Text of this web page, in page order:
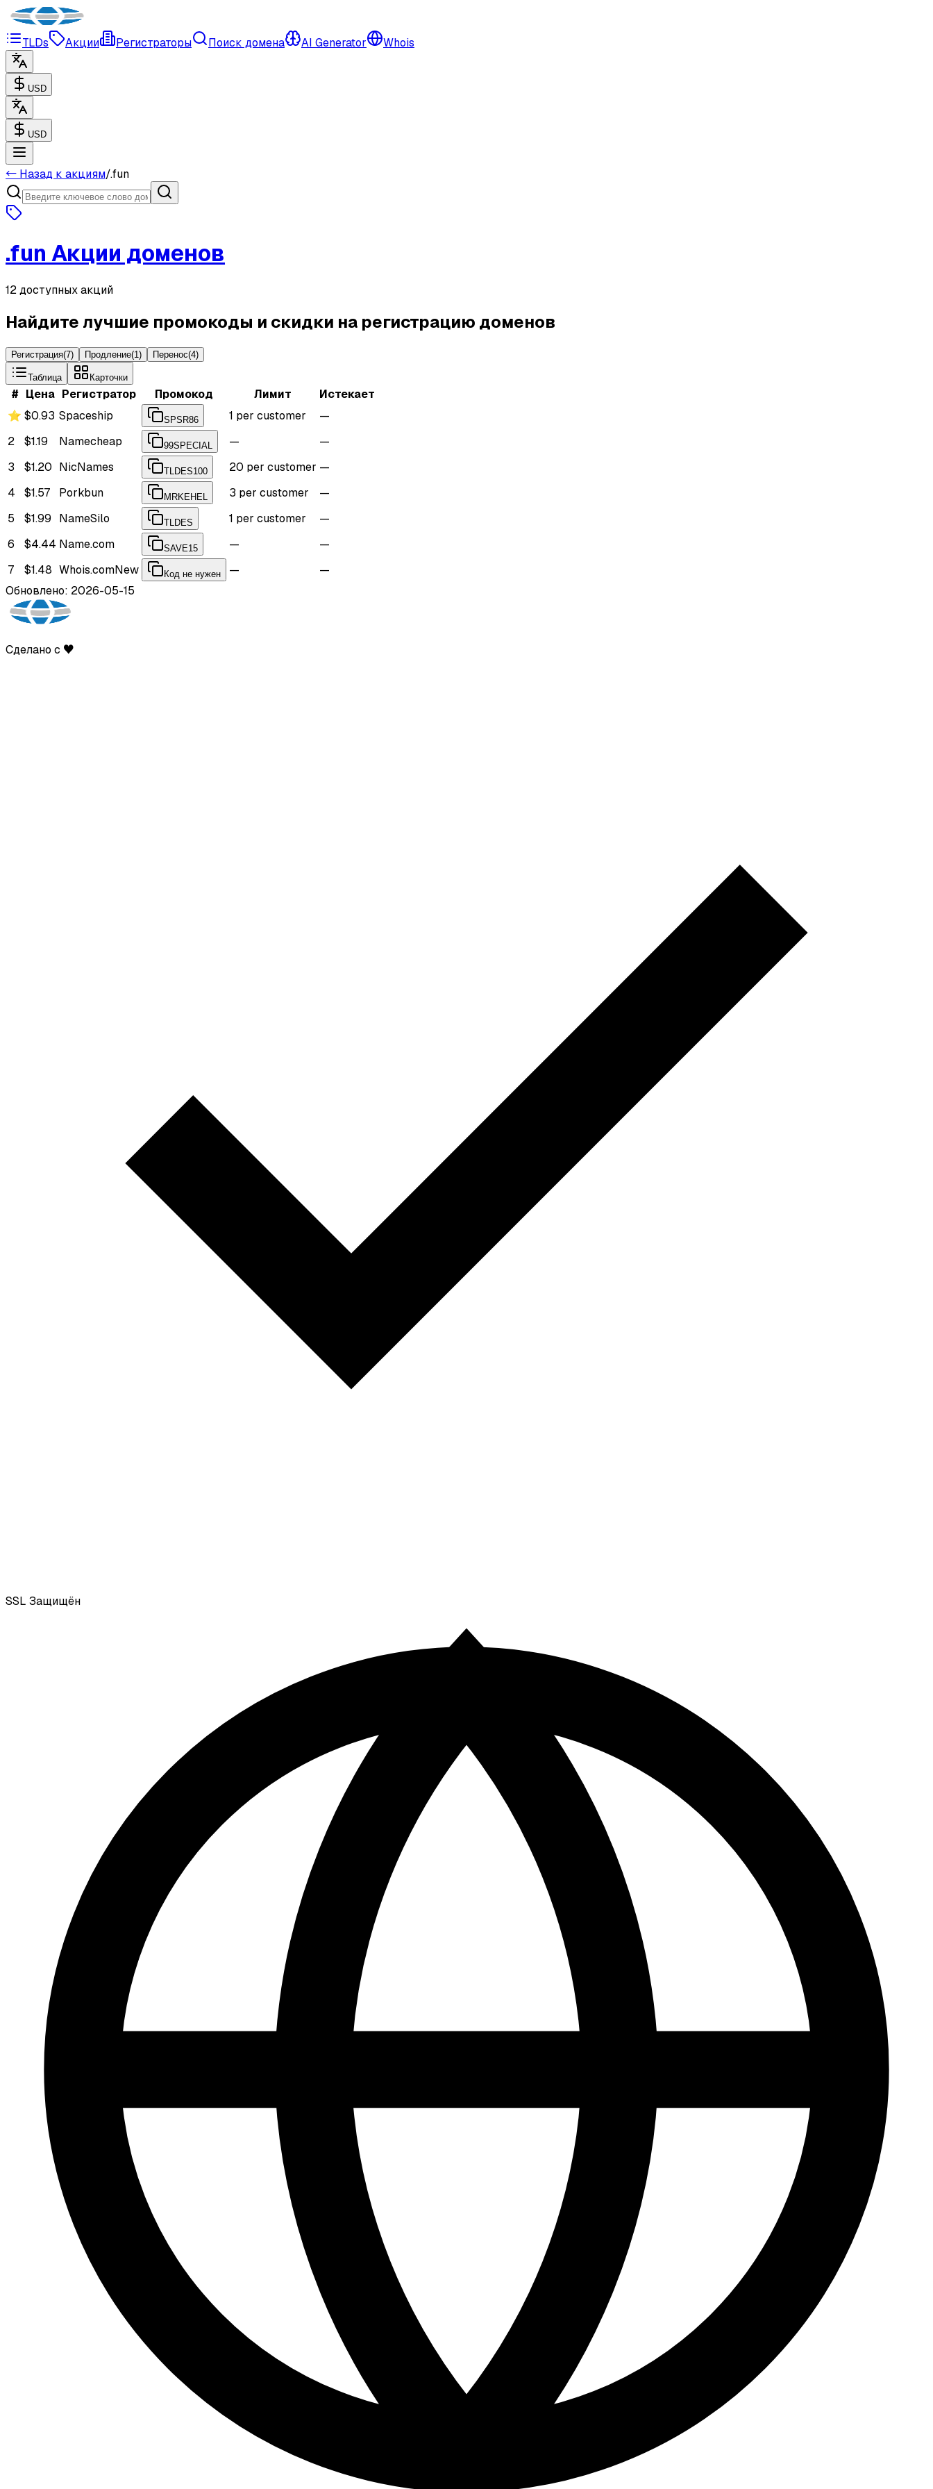
TLDs Акции Регистраторы Поиск домена AI Generator Whois
USD
USD
← Назад к акциям/.fun
.fun Акции доменов
12 доступных акций
Найдите лучшие промокоды и скидки на регистрацию доменов
Регистрация(7) Продление(1) Перенос(4)
Таблица Карточки
# Цена Регистратор Промокод Лимит
Истекает
⭐ $0.93 Spaceship SPSR86 1 per customer
—
2
$1.19 Namecheap 99SPECIAL —
—
3
$1.20 NicNames TLDES100 20 per customer —
4
$1.57 Porkbun MRKEHEL 3 per customer
—
5
$1.99 NameSilo TLDES 1 per customer
—
6
$4.44 Name.com SAVE15 —
—
7
$1.48 Whois.comNew Код не нужен —
—
Обновлено: 2026-05-15
Сделано с ♥
SSL Защищён